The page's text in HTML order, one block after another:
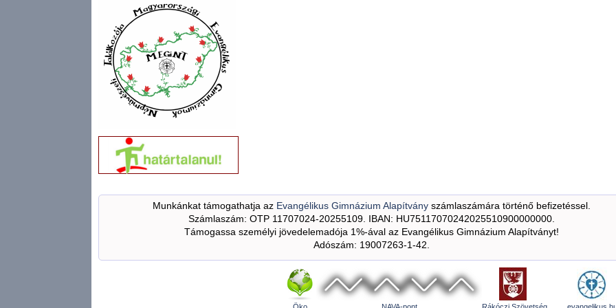
Munkánkat támogathatja az Evangélikus Gimnázium Alapítványszámlaszámára történő befizetéssel.
Számlaszám: OTP 11707024-20255109. IBAN: HU75117070242025510900000000.
Támogassa személyi jövedelemadója 1%-ával az Evangélikus Gimnázium Alapítványt!
Adószám: 19007263-1-42.